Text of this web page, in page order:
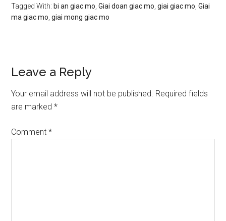
Tagged With: bi an giac mo ,Giai doan giac mo ,giai giac mo ,Giai
ma giac mo ,giai mong giac mo
Reader
Interactions
Leave a Reply
Your email address will not be published. Required fields
are marked*
Comment*